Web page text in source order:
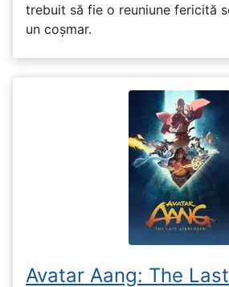
trebuit să fie o reuniune fericită
un coșmar.
Avatar Aang: The